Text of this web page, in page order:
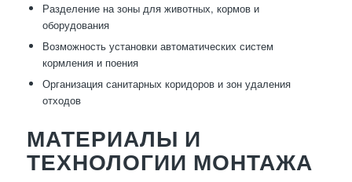
Разделение на зоны для животных, кормов и
оборудования
Возможность установки автоматических систем
кормления и поения
Организация санитарных коридоров и зон удаления
отходов
МАТЕРИАЛЫ И
ТЕХНОЛОГИИ МОНТАЖА